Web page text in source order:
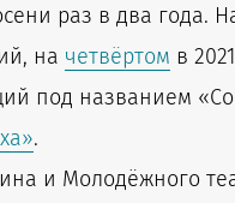
раз в два года.
на четвёртом в
под названием
.
и Молодёжного